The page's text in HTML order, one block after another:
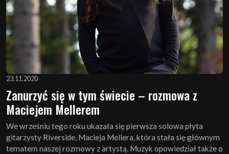
23.11.2020
Zanurzyć się w tym świecie – rozmowa z
Maciejem Mellerem
We wrześniu tego roku ukazała się pierwsza solowa płyta
gitarzysty Riverside, Macieja Mellera, która stała się głównym
tematem naszej rozmowy z artystą. Muzyk opowiedział także o